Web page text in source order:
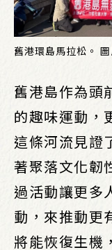
舊港環島馬拉松。
舊港島作為頭
的趣味運動，
這條河流見證
著聚落文化韌
過活動讓更多
動，來推動更
將能恢復生機